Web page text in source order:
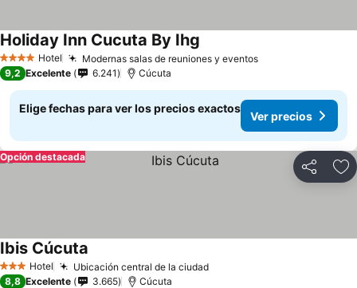
4 EstrellasHotel Modernas salas de reuniones y eventos
Holiday Inn Cucuta By Ihg
9,2 Excelente 6.241 Cúcuta
Elige fechas para ver los precios exactos
Ver precios
Compartir
Opción destacada
3 Estrellas
Hotel Ubicación central de la ciudad
Ibis Cúcuta
8,8 Excelente 3.665 Cúcuta